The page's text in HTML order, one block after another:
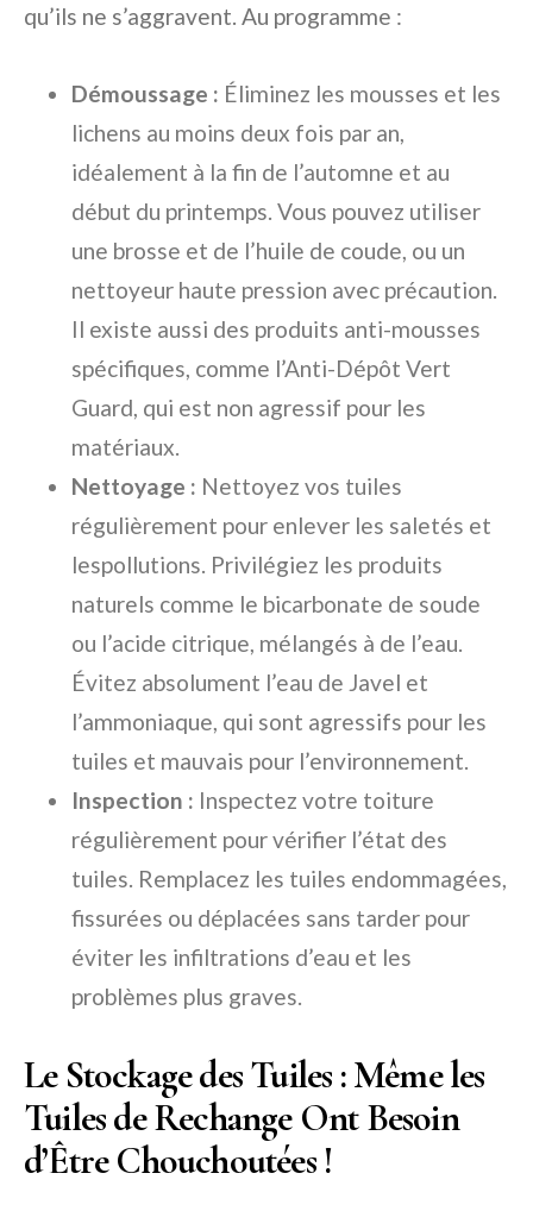
qu’ils ne s’aggravent. Au programme :
Démoussage : Éliminez les mousses et les
lichens au moins deux fois par an,
idéalement à la fin de l’automne et au
début du printemps. Vous pouvez utiliser
une brosse et de l’huile de coude, ou un
nettoyeur haute pression avec précaution.
Il existe aussi des produits anti-mousses
spécifiques, comme l’Anti-Dépôt Vert
Guard, qui est non agressif pour les
matériaux.
Nettoyage : Nettoyez vos tuiles
régulièrement pour enlever les saletés et
lespollutions. Privilégiez les produits
naturels comme le bicarbonate de soude
ou l’acide citrique, mélangés à de l’eau.
Évitez absolument l’eau de Javel et
l’ammoniaque, qui sont agressifs pour les
tuiles et mauvais pour l’environnement.
Inspection : Inspectez votre toiture
régulièrement pour vérifier l’état des
tuiles. Remplacez les tuiles endommagées,
fissurées ou déplacées sans tarder pour
éviter les infiltrations d’eau et les
problèmes plus graves.
Le Stockage des Tuiles : Même les
Tuiles de Rechange Ont Besoin
d’Être Chouchoutées !